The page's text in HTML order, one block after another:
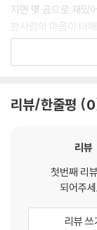
지면 몇 곱으로 재밌
한사람의 마음이 더
많을수록, 빠를수록,
위험하고 어지러워
니다. 뺄셈이 희망이
리뷰/한줄평 0
리뷰
첫번째 리
되어주
리뷰 쓰